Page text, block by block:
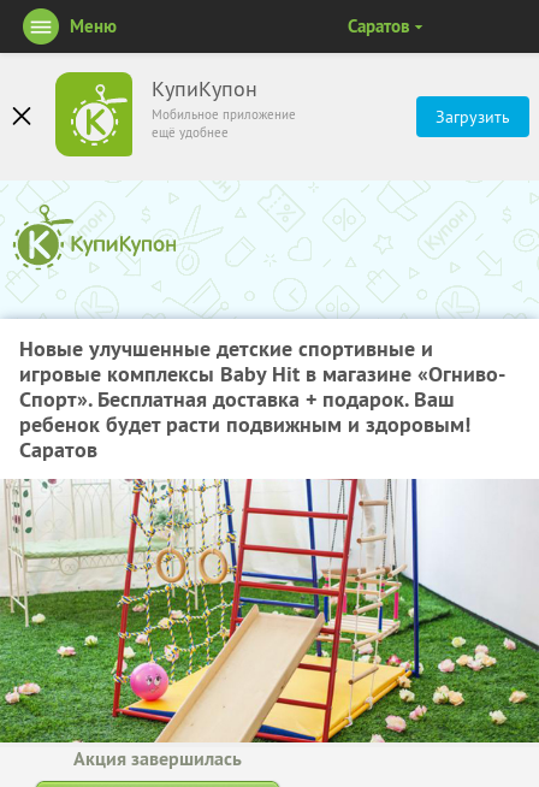
КупиКупон
Мобильное приложение
ещё удобнее
Загрузить
Меню Саратов
Новые улучшенные детские спортивные и
игровые комплексы Baby Hit в магазине «Огниво-
Спорт». Бесплатная доставка + подарок. Ваш
ребенок будет расти подвижным и здоровым!
Саратов
Акция завершилась